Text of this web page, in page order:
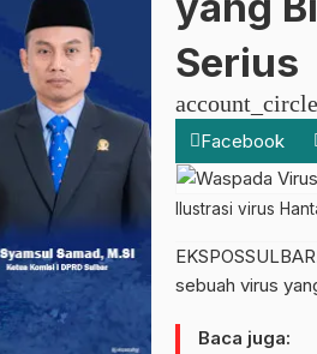
Serius
account_circle
Facebook
Ilustrasi virus
sebuah virus
Baca juga: